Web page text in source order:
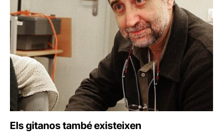
Els gitanos també existeixen